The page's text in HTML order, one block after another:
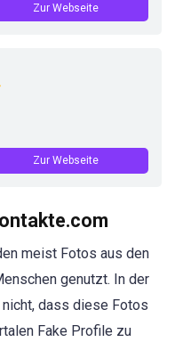
Zur Webseite
Zur Webseite
meist Fotos aus den
genutzt. In der
dass diese Fotos
Fake Profile zu